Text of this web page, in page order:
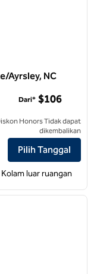
Ayrsley, NC
Hilton Charlotte/
Dari* $106
Honors Tidak dapat
dikembalikan
Pilih Tanggal
Kolam luar ruangan